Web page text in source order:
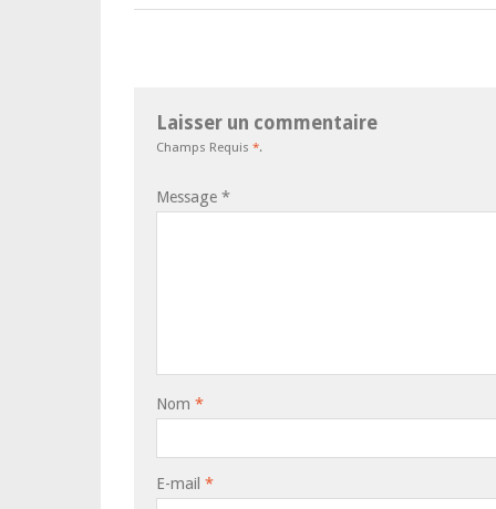
Laisser un commentaire
Champs Requis *.
Message *
Nom *
E-mail *